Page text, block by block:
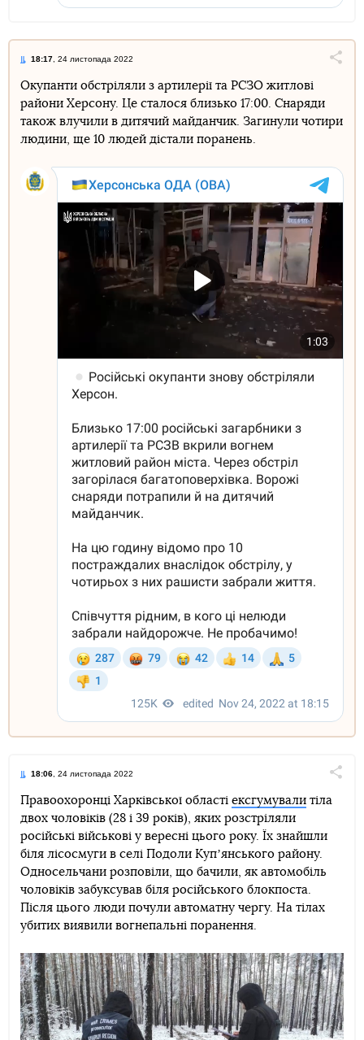
18:17 , 24 листопада 2022
TelegramFacebookTwitter
Окупанти обстріляли з артилерії та РСЗО житлові
райони Херсону. Це сталося близько 17:00. Снаряди
також влучили в дитячий майданчик. Загинули чотири
людини, ще 10 людей дістали поранень.
18:06 , 24 листопада 2022
Telegram FacebookTwitter
Правоохоронці Харківської області ексгумували тіла
двох чоловіків (28 і 39 років), яких розстріляли
російські військові у вересні цього року. Їх знайшли
біля лісосмуги в селі Подоли Купʼянського району.
Односельчани розповіли, що бачили, як автомобіль
чоловіків забуксував біля російського блокпоста.
Після цього люди почули автоматну чергу. На тілах
убитих виявили вогнепальні поранення.